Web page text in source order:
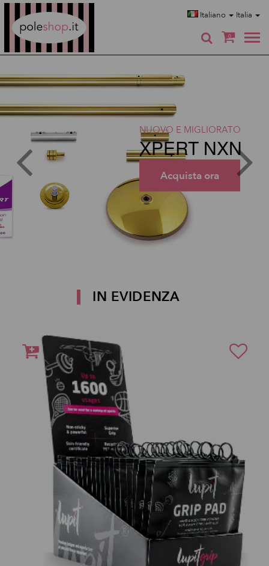
Italiano Italia
0
NUOVO E MIGLIORATO
XPERT NXN
Acquista ora
IN EVIDENZA